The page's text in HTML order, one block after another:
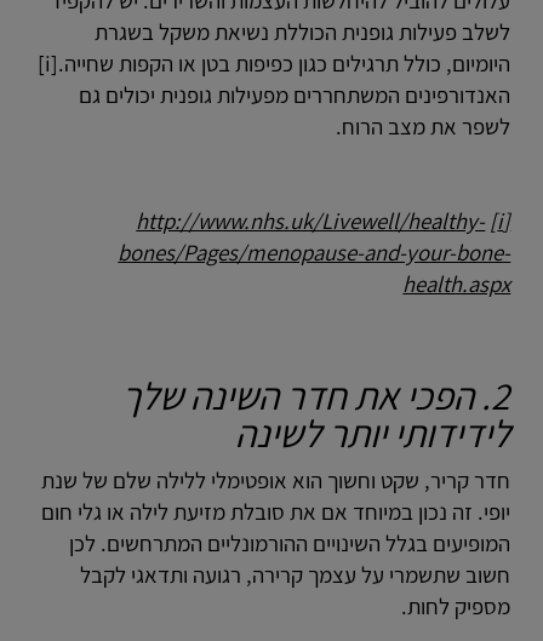
לשלב פעילות גופנית הכוללת נשיאת משקל בשגרת
היומיום, כולל תרגילים כגון כפיפות בטן או הקפות שחייה.[i]
האנדורפינים המשתחררים מפעילות גופנית יכולים גם
לשפר את מצב הרוח.
[i]
http://www.nhs.uk/Livewell/healthy-
bones/Pages/menopause-and-your-bone-
health.aspx
2. הפכי את חדר השינה שלך
לידידותי יותר לשינה
חדר קריר, שקט וחשוך הוא אופטימלי ללילה שלם של שנת
יופי. זה נכון במיוחד אם את סובלת מזיעת לילה או גלי חום
המופיעים בגלל השינויים ההורמונליים המתרחשים. לכן
חשוב שתשמרי על עצמך קרירה, רגועה ותדאגי לקבל
מספיק לחות.